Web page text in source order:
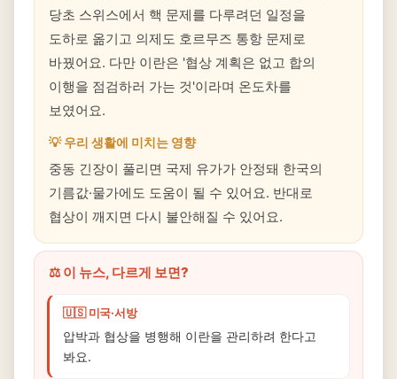
당초 스위스에서 핵 문제를 다루려던 일정을
도하로 옮기고 의제도 호르무즈 통항 문제로
바꿨어요. 다만 이란은 '협상 계획은 없고 합의
이행을 점검하러 가는 것'이라며 온도차를
보였어요.
💡 우리 생활에 미치는 영향
중동 긴장이 풀리면 국제 유가가 안정돼 한국의
기름값·물가에도 도움이 될 수 있어요. 반대로
협상이 깨지면 다시 불안해질 수 있어요.
⚖️ 이 뉴스, 다르게 보면?
🇺🇸 미국·서방
압박과 협상을 병행해 이란을 관리하려 한다고
봐요.